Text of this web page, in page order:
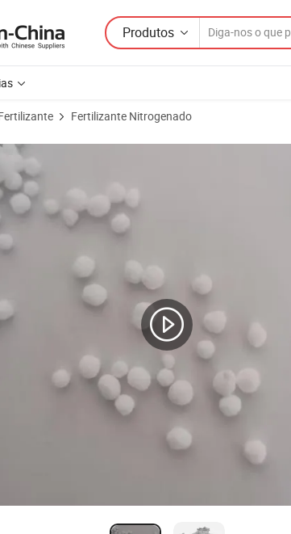
Produtos
Fertilizante Nitrogenado
Preço de Ureia Granular da Fabricação da China 46